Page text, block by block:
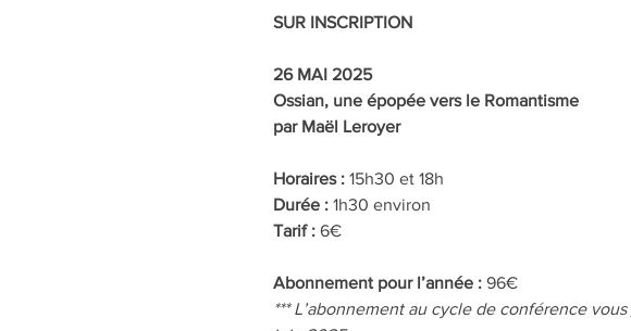
SUR INSCRIPTION
26 MAI 2025
Ossian, une épopée vers le Romantisme
par Maël Leroyer
Horaires : 15h30 et 18h
Durée : 1h30 environ
Tarif : 6€
Abonnement pour l’année : 96€
*** L’abonnement au cycle de conférence vous